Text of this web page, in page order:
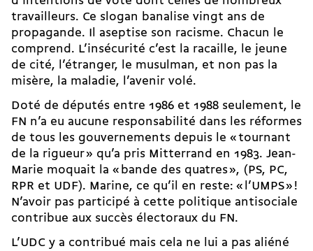
travailleurs. Ce slogan banalise vingt ans de
propagande. Il aseptise son racisme. Chacun le
comprend. L’insécurité c’est la racaille, le jeune
de cité, l’étranger, le musulman, et non pas la
misère, la maladie, l’avenir volé.
Doté de députés entre 1986 et 1988 seulement, le
FN n’a eu aucune responsabilité dans les réformes
de tous les gouvernements depuis le « tournant
de la rigueur » qu’a pris Mitterrand en 1983. Jean-
Marie moquait la « bande des quatres », (PS, PC,
RPR et UDF). Marine, ce qu’il en reste: « l’UMPS » !
N’avoir pas participé à cette politique antisociale
contribue aux succès électoraux du FN.
L’UDC y a contribué mais cela ne lui a pas aliéné